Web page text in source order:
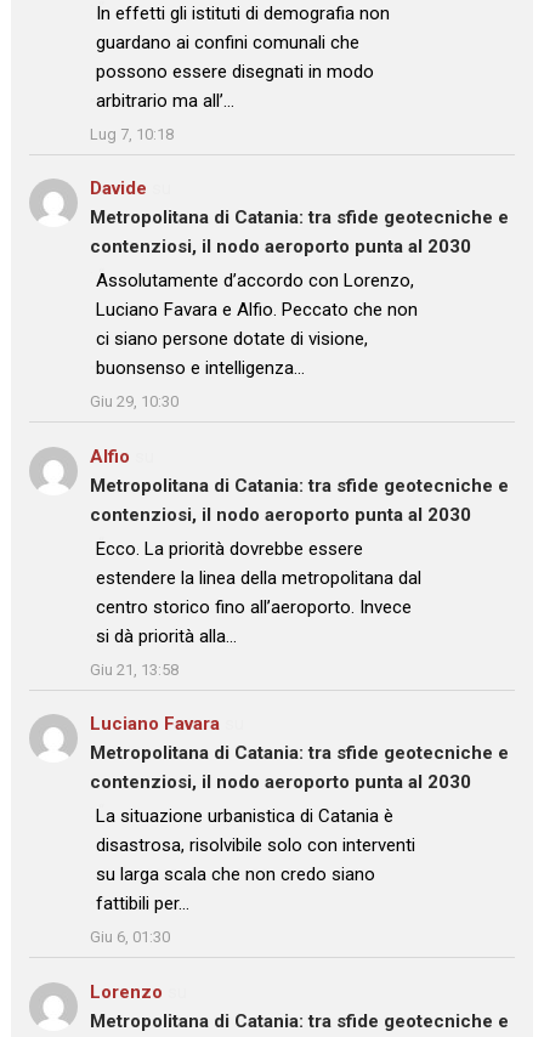
: “
In effetti gli istituti di demografia non
guardano ai confini comunali che
possono essere disegnati in modo
arbitrario ma all’…
”
Lug 7, 10:18
Davide
Metropolitana di Catania: tra sfide geotecniche e
contenziosi, il nodo aeroporto punta al 2030
: “
Assolutamente d’accordo con Lorenzo,
Luciano Favara e Alfio. Peccato che non
ci siano persone dotate di visione,
buonsenso e intelligenza…
”
Giu 29, 10:30
Alfio
Metropolitana di Catania: tra sfide geotecniche e
contenziosi, il nodo aeroporto punta al 2030
: “
Ecco. La priorità dovrebbe essere
estendere la linea della metropolitana dal
centro storico fino all’aeroporto. Invece
si dà priorità alla…
”
Giu 21, 13:58
Luciano Favara
Metropolitana di Catania: tra sfide geotecniche e
contenziosi, il nodo aeroporto punta al 2030
: “La situazione urbanistica di Catania è
disastrosa, risolvibile solo con interventi
su larga scala che non credo siano
fattibili per…
Giu 6, 01:30
Lorenzo
Metropolitana di Catania: tra sfide geotecniche e